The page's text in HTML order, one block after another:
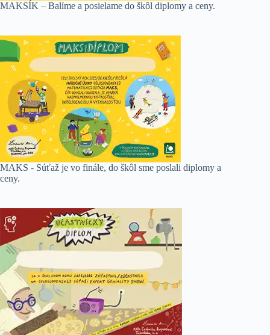
MAKSÍK – Balíme a posielame do škôl diplomy a ceny.
MAKS - Súťaž je vo finále, do škôl sme poslali diplomy a
ceny.